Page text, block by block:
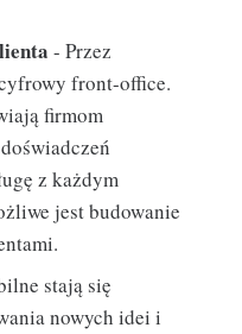
- Przez
front-office.
firmom
z każdym
jest budowanie
stają się
nowych idei i